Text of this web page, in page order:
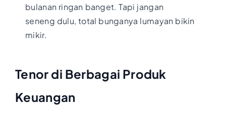
bulanan ringan banget. Tapi jangan
seneng dulu, total bunganya lumayan bikin
mikir.
Tenor di Berbagai Produk
Keuangan